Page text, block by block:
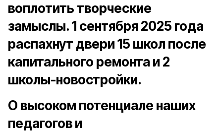
воплотить творческие
замыслы. 1 сентября 2025 года
распахнут двери 15 школ после
капитального ремонта и 2
школы-новостройки.
О высоком потенциале наших
педагогов и